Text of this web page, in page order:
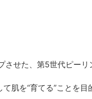
せた、第5世代ピーリ
肌を“育てる”ことを目